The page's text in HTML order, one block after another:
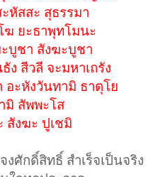
หัสสะ สุธรรมา
ฆ ยะธาพุทโมนะ
บูชา สังฆะบูชา
ง สีวลี จะมหาเถรัง
อะหังวันทามิ ธาตุโย
มิ สัพพะโส
สังฆะ ปูเชมิ
ศักดิ์สิทธิ์ สำเร็จเป็นจริง